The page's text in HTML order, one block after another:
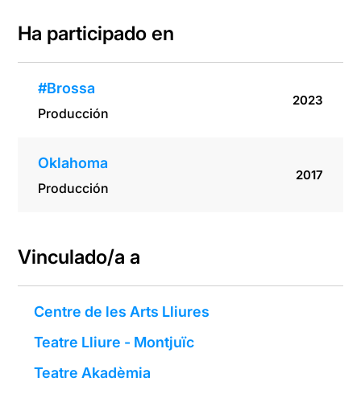
Ha participado en
#Brossa
Producción
2023
Oklahoma
Producción
2017
Vinculado/a a
Centre de les Arts Lliures
Teatre Lliure - Montjuïc
Teatre Akadèmia